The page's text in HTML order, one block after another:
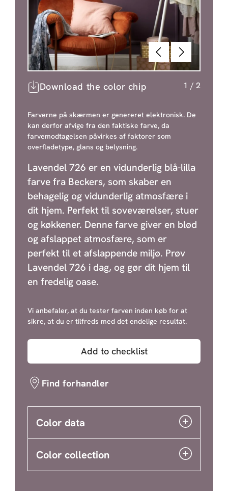
ForrigeNæste
Download the color chip 1 / 2
Farverne på skærmen er genereret elektronisk. De
kan derfor afvige fra den faktiske farve, da
farvemodtagelsen påvirkes af faktorer som
overfladetype, glans og belysning.
Lavendel 726 er en vidunderlig blå-lilla
farve fra Beckers, som skaber en
behagelig og vidunderlig atmosfære i
dit hjem. Perfekt til soveværelser, stuer
og køkkener. Denne farve giver en blød
og afslappet atmosfære, som er
perfekt til et afslappende miljø. Prøv
Lavendel 726 i dag, og gør dit hjem til
en fredelig oase.
Vi anbefaler, at du tester farven inden køb for at
sikre, at du er tilfreds med det endelige resultat.
Add to checklist
Find forhandler
Color data
Color collection